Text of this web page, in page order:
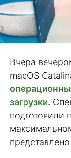
Вчера
macOS
загрузки.
подготовили